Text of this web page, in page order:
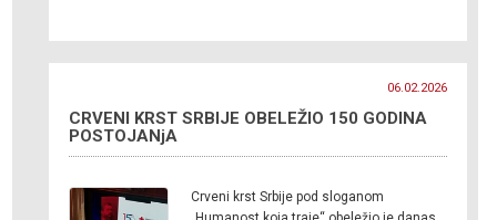
06.02.2026
CRVENI KRST SRBIJE OBELEŽIO 150 GODINA
POSTOJANjA
Crveni krst Srbije pod sloganom